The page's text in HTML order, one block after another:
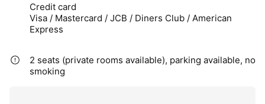
Credit card
Visa / Mastercard / JCB / Diners Club / American
Express
2 seats (private rooms available), parking available, no
smoking